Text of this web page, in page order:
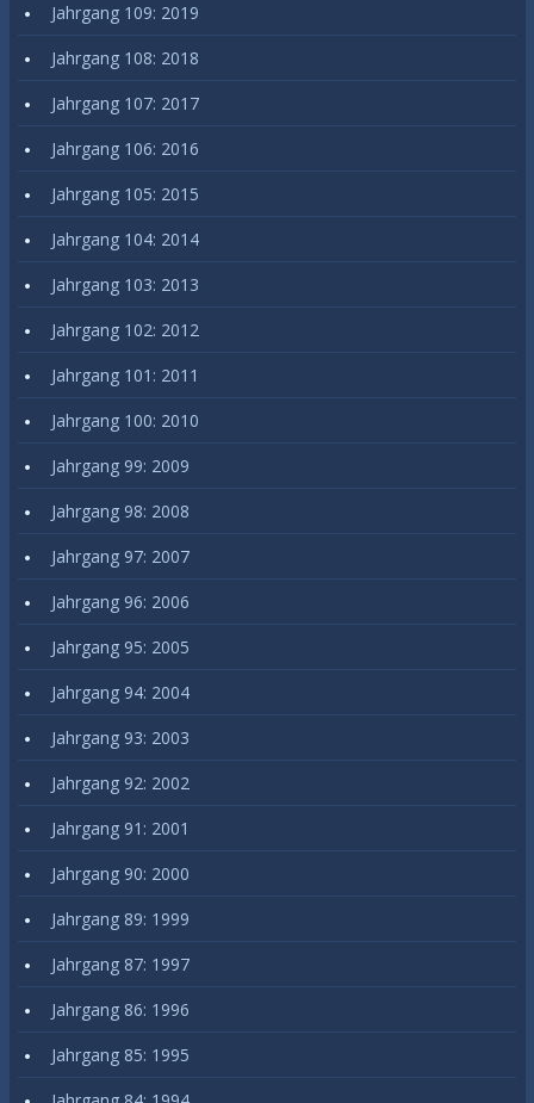
Jahrgang 109: 2019
Jahrgang 108: 2018
Jahrgang 107: 2017
Jahrgang 106: 2016
Jahrgang 105: 2015
Jahrgang 104: 2014
Jahrgang 103: 2013
Jahrgang 102: 2012
Jahrgang 101: 2011
Jahrgang 100: 2010
Jahrgang 99: 2009
Jahrgang 98: 2008
Jahrgang 97: 2007
Jahrgang 96: 2006
Jahrgang 95: 2005
Jahrgang 94: 2004
Jahrgang 93: 2003
Jahrgang 92: 2002
Jahrgang 91: 2001
Jahrgang 90: 2000
Jahrgang 89: 1999
Jahrgang 87: 1997
Jahrgang 86: 1996
Jahrgang 85: 1995